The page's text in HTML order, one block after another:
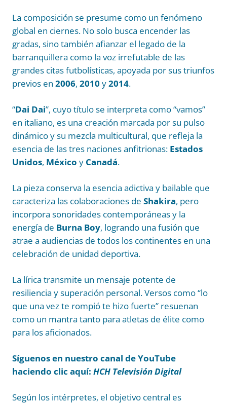
La composición se presume como un fenómeno
global en ciernes. No solo busca encender las
gradas, sino también afianzar el legado de la
barranquillera como la voz irrefutable de las
grandes citas futbolísticas, apoyada por sus triunfos
previos en 2006, 2010 y2014.
“Dai Dai”, cuyo título se interpreta como “vamos”
en italiano, es una creación marcada por su pulso
dinámico y su mezcla multicultural, que refleja la
esencia de las tres naciones anfitrionas: Estados
Unidos, México y Canadá.
La pieza conserva la esencia adictiva y bailable que
caracteriza las colaboraciones de Shakira, pero
incorpora sonoridades contemporáneas y la
energía de Burna Boy, logrando una fusión que
atrae a audiencias de todos los continentes en una
celebración de unidad deportiva.
La lírica transmite un mensaje potente de
resiliencia y superación personal. Versos como “lo
que una vez te rompió te hizo fuerte” resuenan
como un mantra tanto para atletas de élite como
para los aficionados.
Síguenos en nuestro canal de YouTube
haciendo clic aquí: HCH Televisión Digital
Según los intérpretes, el objetivo central es